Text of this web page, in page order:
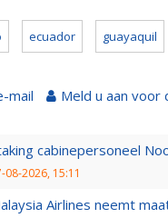
ecuador guayaquil
mail Meld u aan voor
cabinepersoneel
08-2026, 15:11
Airlines neemt